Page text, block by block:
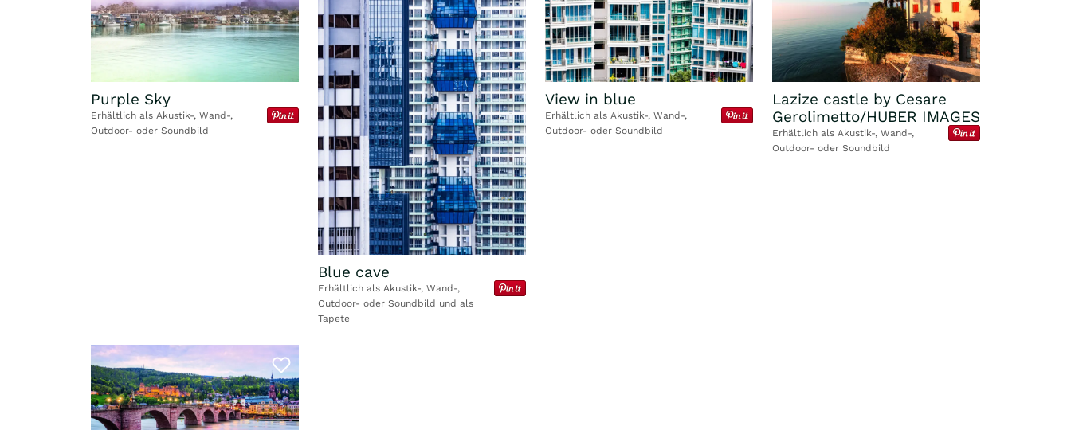
Purple Sky
Erhältlich als Akustik-, Wand-,
Outdoor- oder Soundbild
Blue cave
Erhältlich als Akustik-, Wand-,
Outdoor- oder Soundbild und als
Tapete
View in blue
Erhältlich als Akustik-, Wand-,
Outdoor- oder Soundbild
Lazize castle by Cesare
Gerolimetto/HUBER IMAGES
Erhältlich als Akustik-, Wand-,
Outdoor- oder Soundbild